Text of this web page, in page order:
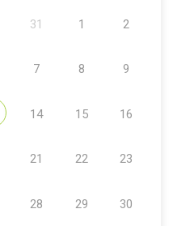
31 1 2
7 8 9
14 15 16
21 22 23
28 29 30